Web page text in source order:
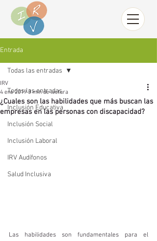
Entrada
Todas las entradas
Inclusión Educativa
Inclusión Social
Inclusión Laboral
IRV Audífonos
Salud Inclusiva
Todas las entradas
¿Cuales son las habilidades que más buscan las
empresas en las personas con discapacidad?
IRV
4 ene 2019 3 min de lectura
Las habilidades son fundamentales para el